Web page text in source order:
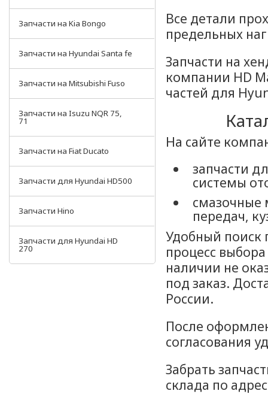
Запчасти на Kia Bongo
Запчасти на Hyundai Santa fe
Запчасти на Mitsubishi Fuso
Запчасти на Isuzu NQR 75,
71
Запчасти на Fiat Ducato
Запчасти для Hyundai HD500
Запчасти Hino
Запчасти для Hyundai HD
270
Все детали
предельных
Запчасти на
компании HD
частей для
На сайте
запчасти
системы
смазочные
передач,
Удобный поиск
процесс
наличии не
под заказ.
России.
После
согласования
Забрать
склада по